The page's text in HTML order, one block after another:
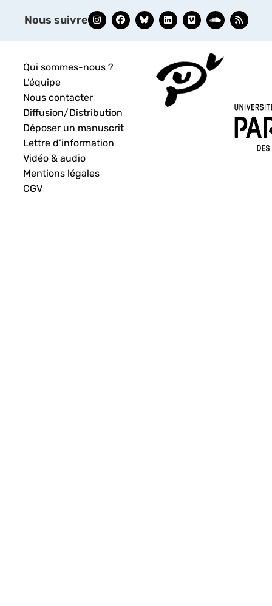
Nous suivre
Qui sommes-nous ?
L’équipe
Nous contacter
Diffusion/Distribution
Déposer un manuscrit
Lettre d’information
Vidéo & audio
Mentions légales
CGV